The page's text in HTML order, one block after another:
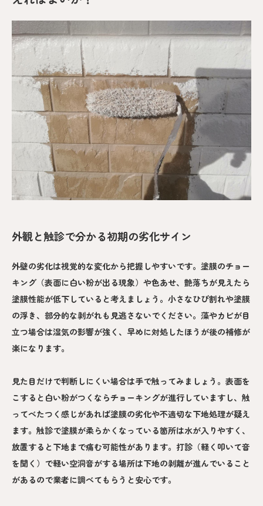
外観と触診で分かる初期の劣化サイン
外壁の劣化は視覚的な変化から把握しやすいです。塗膜のチョー
キング（表面に白い粉が出る現象）や色あせ、艶落ちが見えたら
塗膜性能が低下していると考えましょう。小さなひび割れや塗膜
の浮き、部分的な剥がれも見逃さないでください。藻やカビが目
立つ場合は湿気の影響が強く、早めに対処したほうが後の補修が
楽になります。
見た目だけで判断しにくい場合は手で触ってみましょう。表面を
こすると白い粉がつくならチョーキングが進行していますし、触
ってべたつく感じがあれば塗膜の劣化や不適切な下地処理が疑え
ます。触診で塗膜が柔らかくなっている箇所は水が入りやすく、
放置すると下地まで痛む可能性があります。打診（軽く叩いて音
を聞く）で軽い空洞音がする場所は下地の剥離が進んでいること
があるので業者に調べてもらうと安心です。